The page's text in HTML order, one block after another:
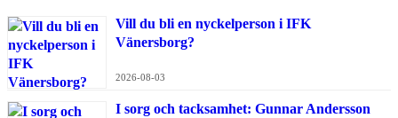
Vill du bli en nyckelperson i IFK
Vänersborg?
2026-08-03
I sorg och tacksamhet: Gunnar Andersson